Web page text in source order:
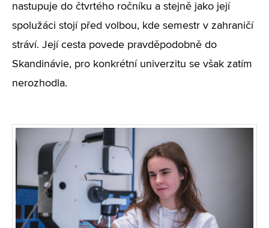
nastupuje do čtvrtého ročníku a stejně jako její
spolužáci stojí před volbou, kde semestr v zahraničí
stráví. Její cesta povede pravděpodobně do
Skandinávie, pro konkrétní univerzitu se však zatím
nerozhodla.